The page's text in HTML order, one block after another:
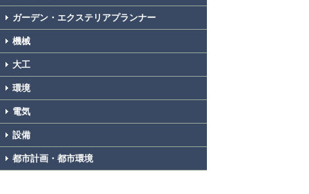
ガーデン・エクステリアプランナー
機械
大工
環境
電気
設備
都市計画・都市環境